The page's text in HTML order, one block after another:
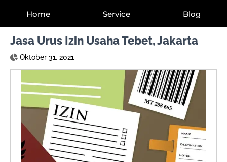
Home Service Blog
Jasa Urus Izin Usaha Tebet, Jakarta
Oktober 31, 2021